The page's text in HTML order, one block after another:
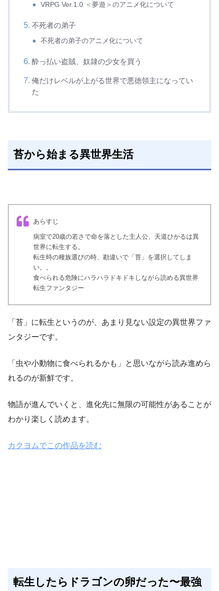
VRPG Ver.1.0 ＜夢遊＞のアニメ化について
不死者の弟子
不死者の弟子のアニメ化について
酔っ払い盗賊、奴隷の少女を買う
俺だけレベルが上がる世界で悪徳領主になってい
た
苔から始まる異世界生活
あらすじ
病室で20歳の若さで命を落とした主人公、天道ひかるは異
世界に転生する。
転生時の種族選びの時、勘違いで「苔」を選択してしま
い。。
食べられる危険にハラハラドキドキしながら読める異世界
転生ファンタジー
「苔」に転生というのが、あまり見ない設定の異世界ファ
ンタジーです。
「虫や小動物に食べられるかも」と思いながら読み進めら
れるのが新鮮です。
物語が進んでいくと、進化先に無限の可能性があることが
わかり楽しく読めます。
カクヨムでこの作品を読む
転生したらドラゴンの卵だった〜最強